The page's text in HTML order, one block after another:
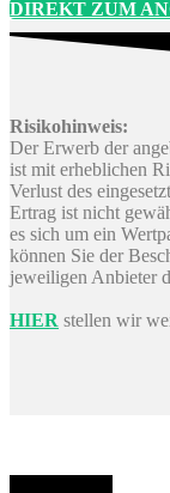
DIREKT ZUM
Risikohinweis:
Der Erwerb der
ist mit erheblichen
Verlust des
Ertrag ist nicht
es sich um ein
können Sie der
jeweiligen Anbieter
HIER stellen wir